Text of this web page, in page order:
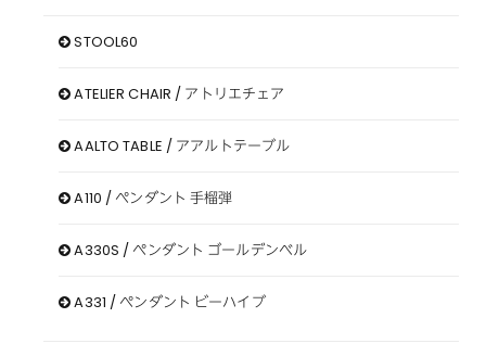
STOOL60
ATELIER CHAIR / アトリエチェア
AALTO TABLE / アアルトテーブル
A110 / ペンダント 手榴弾
A330S / ペンダント ゴールデンベル
A331 / ペンダント ビーハイブ